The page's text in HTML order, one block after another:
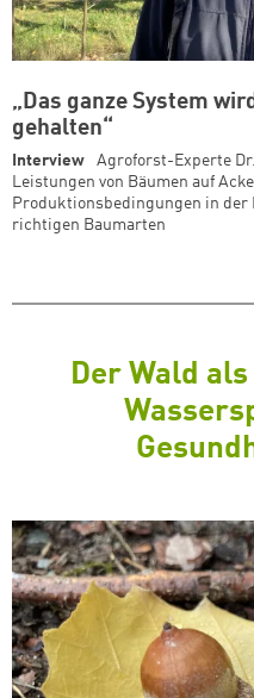
„Das ganze System
gehalten“
Interview
Agroforst-Experte
Leistungen von Bäumen auf
Produktionsbedingungen in
richtigen Baumarten
Der Wald